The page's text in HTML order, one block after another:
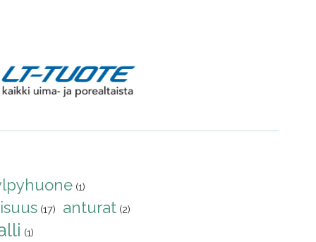
(1)
(17) anturat (2)
(1)